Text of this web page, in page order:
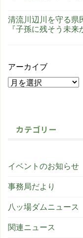
清流川辺川を守る県
『子孫に残そう未
アーカイブ
カテゴリー
イベントのお知らせ
事務局だより
八ッ場ダムニュース
関連ニュース